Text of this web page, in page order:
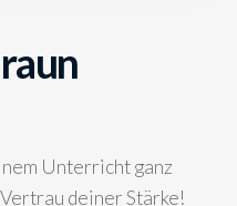
Unterricht ganz
deiner Stärke!